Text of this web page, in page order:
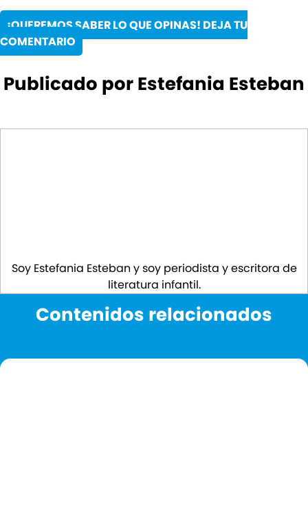
¡QUEREMOS SABER LO QUE OPINAS! DEJA TU
COMENTARIO
Publicado por Estefania Esteban
Soy Estefania Esteban y soy periodista y escritora de
literatura infantil.
Contenidos relacionados